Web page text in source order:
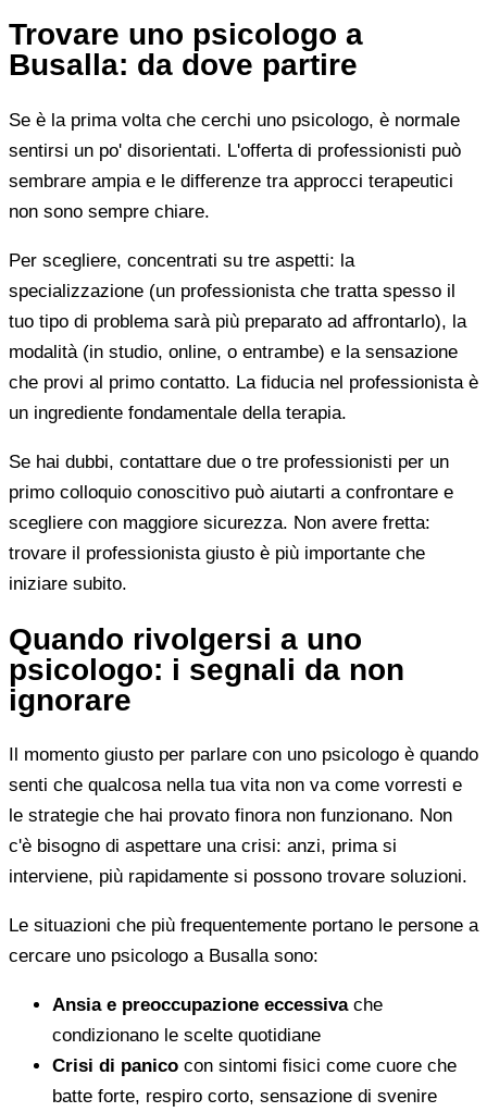
Trovare uno psicologo a
Busalla: da dove partire
Se è la prima volta che cerchi uno psicologo, è normale
sentirsi un po' disorientati. L'offerta di professionisti può
sembrare ampia e le differenze tra approcci terapeutici
non sono sempre chiare.
Per scegliere, concentrati su tre aspetti: la
specializzazione (un professionista che tratta spesso il
tuo tipo di problema sarà più preparato ad affrontarlo), la
modalità (in studio, online, o entrambe) e la sensazione
che provi al primo contatto. La fiducia nel professionista è
un ingrediente fondamentale della terapia.
Se hai dubbi, contattare due o tre professionisti per un
primo colloquio conoscitivo può aiutarti a confrontare e
scegliere con maggiore sicurezza. Non avere fretta:
trovare il professionista giusto è più importante che
iniziare subito.
Quando rivolgersi a uno
psicologo: i segnali da non
ignorare
Il momento giusto per parlare con uno psicologo è quando
senti che qualcosa nella tua vita non va come vorresti e
le strategie che hai provato finora non funzionano. Non
c'è bisogno di aspettare una crisi: anzi, prima si
interviene, più rapidamente si possono trovare soluzioni.
Le situazioni che più frequentemente portano le persone a
cercare uno psicologo a Busalla sono:
Ansia e preoccupazione eccessivache
condizionano le scelte quotidiane
Crisi di panico con sintomi fisici come cuore che
batte forte, respiro corto, sensazione di svenire